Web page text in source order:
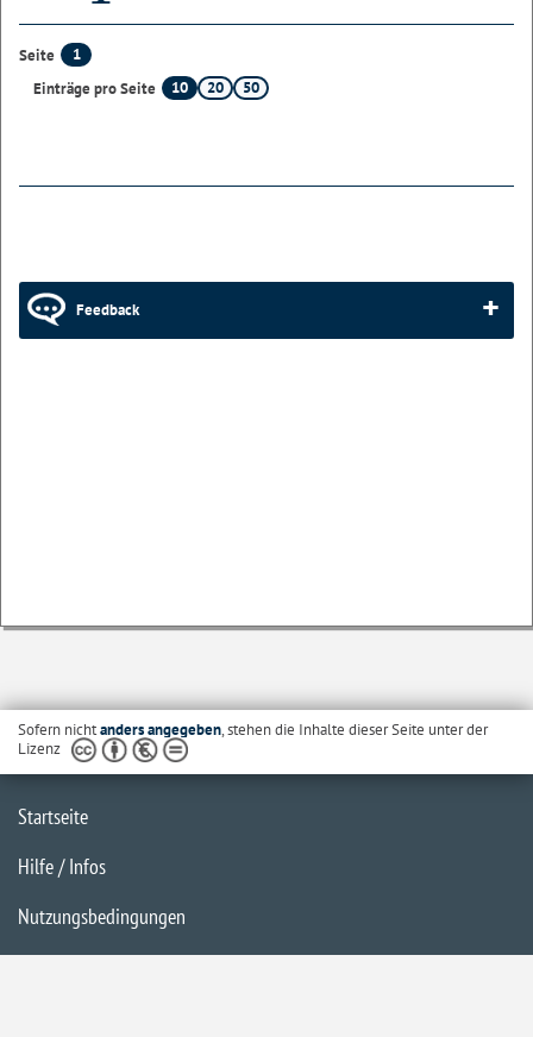
Seite
1
Einträge pro Seite
10 20 50
Feedback
Sofern nichtanders angegeben, stehen die Inhalte dieser Seite unter der
Lizenz
Startseite
Hilfe / Infos
Nutzungsbedingungen